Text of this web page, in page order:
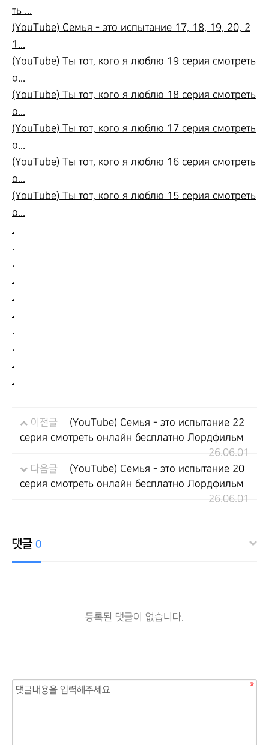
ть ...
(YouTube) Семья - это испытание 17, 18, 19, 20, 2
1...
(YouTube) Ты тот, кого я люблю 19 серия смотреть
о...
(YouTube) Ты тот, кого я люблю 18 серия смотреть
о...
(YouTube) Ты тот, кого я люблю 17 серия смотреть
о...
(YouTube) Ты тот, кого я люблю 16 серия смотреть
о...
(YouTube) Ты тот, кого я люблю 15 серия смотреть
о...
.
.
.
.
.
.
.
.
.
.
이전글
(YouTube) Семья - это испытание 22
серия смотреть онлайн бесплатно Лордфильм
26.06.01
다음글
(YouTube) Семья - это испытание 20
серия смотреть онлайн бесплатно Лордфильм
26.06.01
댓글 0
등록된 댓글이 없습니다.